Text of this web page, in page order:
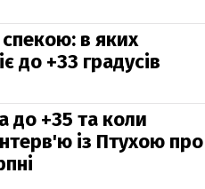
в яких
до +33 градусів
до +35 та коли
із Птухою про